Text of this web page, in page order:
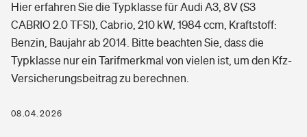
Grundfähigkeitsversicherung
Arbeitsrechtsschutz
Berufshaftpflichtversicherung
Zur Übersicht
Elementarversicherung
Freizeit
Pri­vate Haft­pflicht­
Gesundheit
Private Krankenversicherung
Hier erfahren Sie die Typklasse für Audi A3, 8V (S3
CABRIO 2.0 TFSI), Cabrio, 210 kW, 1984 ccm, Kraftstoff:
Benzin, Baujahr ab 2014. Bitte beachten Sie, dass die
Typklasse nur ein Tarifmerkmal von vielen ist, um den Kfz-
Versicherungsbeitrag zu berechnen.
08.04.2026